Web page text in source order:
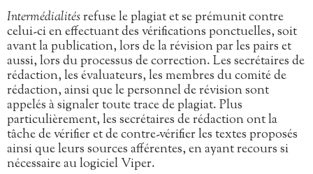
Intermédialitésrefuse le plagiat et se prémunit contre
celui-ci en effectuant des vérifications ponctuelles, soit
avant la publication, lors de la révision par les pairs et
aussi, lors du processus de correction. Les secrétaires de
rédaction, les évaluateurs, les membres du comité de
rédaction, ainsi que le personnel de révision sont
appelés à signaler toute trace de plagiat. Plus
particulièrement, les secrétaires de rédaction ont la
tâche de vérifier et de contre-vérifier les textes proposés
ainsi que leurs sources afférentes, en ayant recours si
nécessaire au logiciel Viper.